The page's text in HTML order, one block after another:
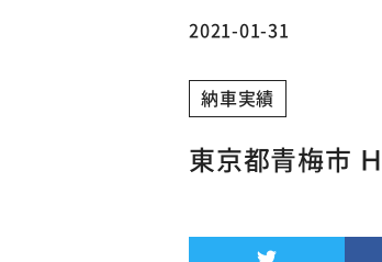
2021-01-31
納車実績
東京都青梅市